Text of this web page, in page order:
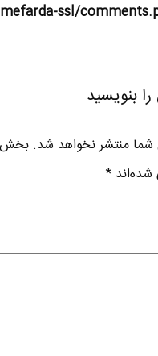
ssl/
بنویسید
شما منتشر نخواهد شد.
شده‌اند*